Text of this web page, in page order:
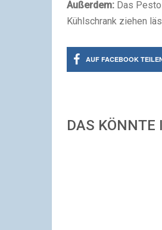
Außerdem: Das
Kühlschrank ziehen
AUF FACEBOOK
DAS KÖNNTE